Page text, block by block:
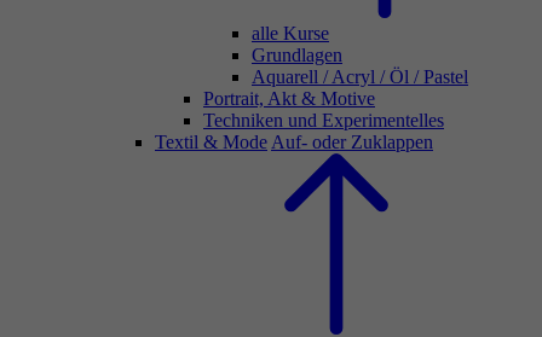
alle Kurse
Grundlagen
Aquarell / Acryl / Öl / Pastel
Portrait, Akt & Motive
Techniken und Experimentelles
Textil & Mode Auf- oder Zuklappen